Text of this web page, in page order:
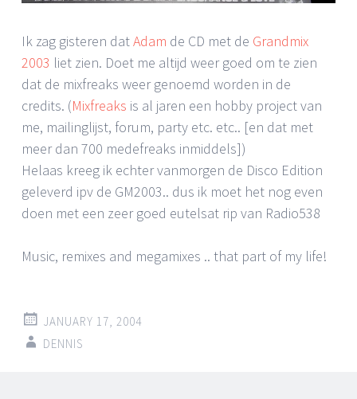
Ik zag gisteren datAdam de CD met de Grandmix
2003 liet zien. Doet me altijd weer goed om te zien
dat de mixfreaks weer genoemd worden in de
credits. (Mixfreaks is al jaren een hobby project van
me, mailinglijst, forum, party etc. etc.. [en dat met
meer dan 700 medefreaks inmiddels])
Helaas kreeg ik echter vanmorgen de Disco Edition
geleverd ipv de GM2003.. dus ik moet het nog even
doen met een zeer goed eutelsat rip van Radio538
Music, remixes and megamixes .. that part of my life!
JANUARY 17, 2004
DENNIS